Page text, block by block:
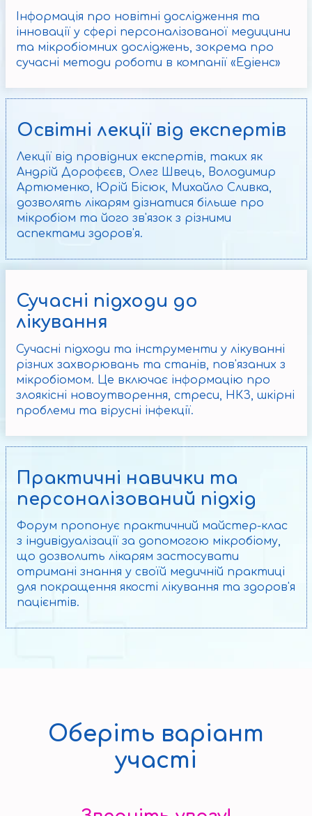
Інформація про новітні дослідження та
інновації у сфері персоналізованої медицини
та мікробіомних досліджень, зокрема про
сучасні методи роботи в компанії «Eдіенс»
Освітні лекції від експертів
Лекції від провідних експертів, таких як
Андрій Дорофєєв, Олег Швець, Володимир
Артюменко, Юрій Бісюк, Михайло Сливка,
дозволять лікарям дізнатися більше про
мікробіом та його зв'язок з різними
аспектами здоров'я.
Сучасні підходи до
лікування
Сучасні підходи та інструменти у лікуванні
різних захворювань та станів, пов'язаних з
мікробіомом. Це включає інформацію про
злоякісні новоутворення, стреси, НКЗ, шкірні
проблеми та вірусні інфекції.
Практичні навички та
персоналізований підхід
Форум пропонує практичний майстер-клас
з індивідуалізації за допомогою мікробіому,
що дозволить лікарям застосувати
отримані знання у своїй медичній практиці
для покращення якості лікування та здоров'я
пацієнтів.
Оберіть варіант
участі